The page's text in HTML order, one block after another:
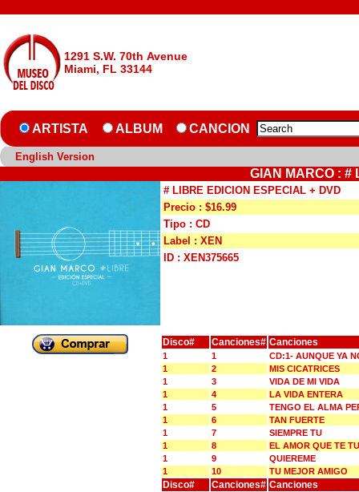
1291 S.W. 70th Avenue
Miami, FL 33144
ARTISTA ALBUM CANCION
English Version
GIAN MARCO : #
# LIBRE EDICION ESPECIAL + DVD
Precio : $16.99
Tipo : CD
Label : XEN
ID : XEN375665
Disco# Canciones# Canciones
1 1
CD:1- AUNQUE YA
1
2
MIS CICATRICES
1
3
VIDA DE MI VIDA
1
4
LA VIDA ENTERA
1
5
TENGO EL ALMA
1
6
TAN FUERTE
1
7
SIEMPRE TU
1
8
EL AMOR QUE TE
1
9
QUIEREME
1
10 TU MEJOR AMIGO
Disco# Canciones# Canciones